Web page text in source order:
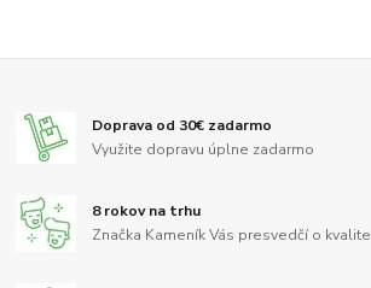
Doprava od 30€ zadarmo
Využite dopravu úplne zadarmo
8 rokov na trhu
Značka Kameník Vás presvedčí o kvalite